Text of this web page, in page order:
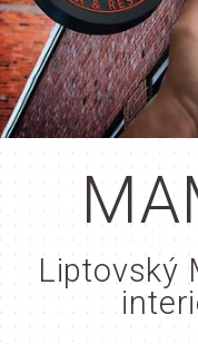
Liptovský